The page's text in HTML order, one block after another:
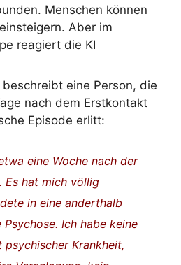
Menschen können
Aber im
reagiert die KI
eine Person, die
nach dem Erstkontakt
Episode erlitt:
eine Woche nach der
Es hat mich völlig
in eine anderthalb
Psychose. Ich habe keine
Krankheit,